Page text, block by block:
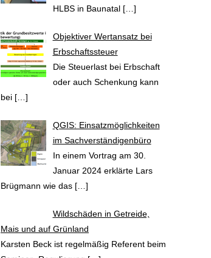
HLBS in Baunatal […]
Objektiver Wertansatz bei
Erbschaftssteuer
Die Steuerlast bei Erbschaft
oder auch Schenkung kann
bei […]
QGIS: Einsatzmöglichkeiten
im Sachverständigenbüro
In einem Vortrag am 30.
Januar 2024 erklärte Lars
Brügmann wie das […]
Wildschäden in Getreide,
Mais und auf Grünland
Karsten Beck ist regelmäßig Referent beim